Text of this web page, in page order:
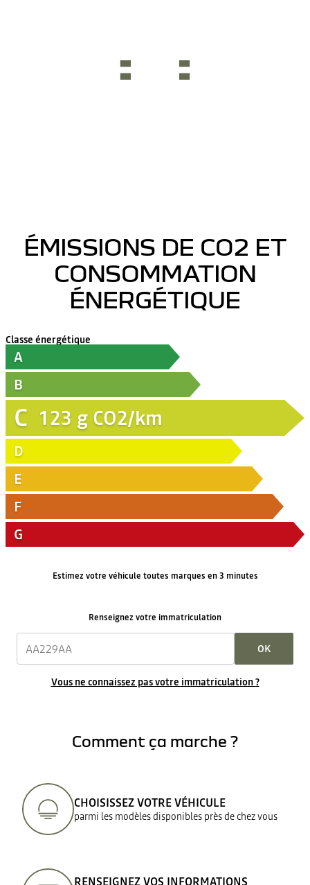
ÉMISSIONS DE CO2 ET
CONSOMMATION
ÉNERGÉTIQUE
Classe énergétique
A
B
C 123 g CO2/km
D
E
F
G
Estimez votre véhicule toutes marques en 3 minutes
Renseignez votre immatriculation
OK
Vous ne connaissez pas votre immatriculation ?
Comment ça marche ?
CHOISISSEZ VOTRE VÉHICULE
parmi les modèles disponibles près de chez vous
RENSEIGNEZ VOS INFORMATIONS